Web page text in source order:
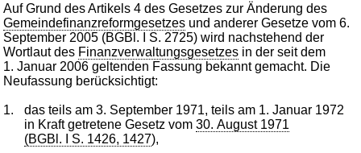
Auf Grund des Artikels 4 des Gesetzes zur Änderung des
Gemeindefinanzreformgesetzes und anderer Gesetze vom 6.
September 2005 (BGBl. I S. 2725) wird nachstehend der
Wortlaut des Finanzverwaltungsgesetzes in der seit dem
1. Januar 2006 geltenden Fassung bekannt gemacht. Die
Neufassung berücksichtigt:
1.
das teils am 3. September 1971, teils am 1. Januar 1972
in Kraft getretene Gesetz vom30. August 1971
(BGBl. I S. 1426, 1427),